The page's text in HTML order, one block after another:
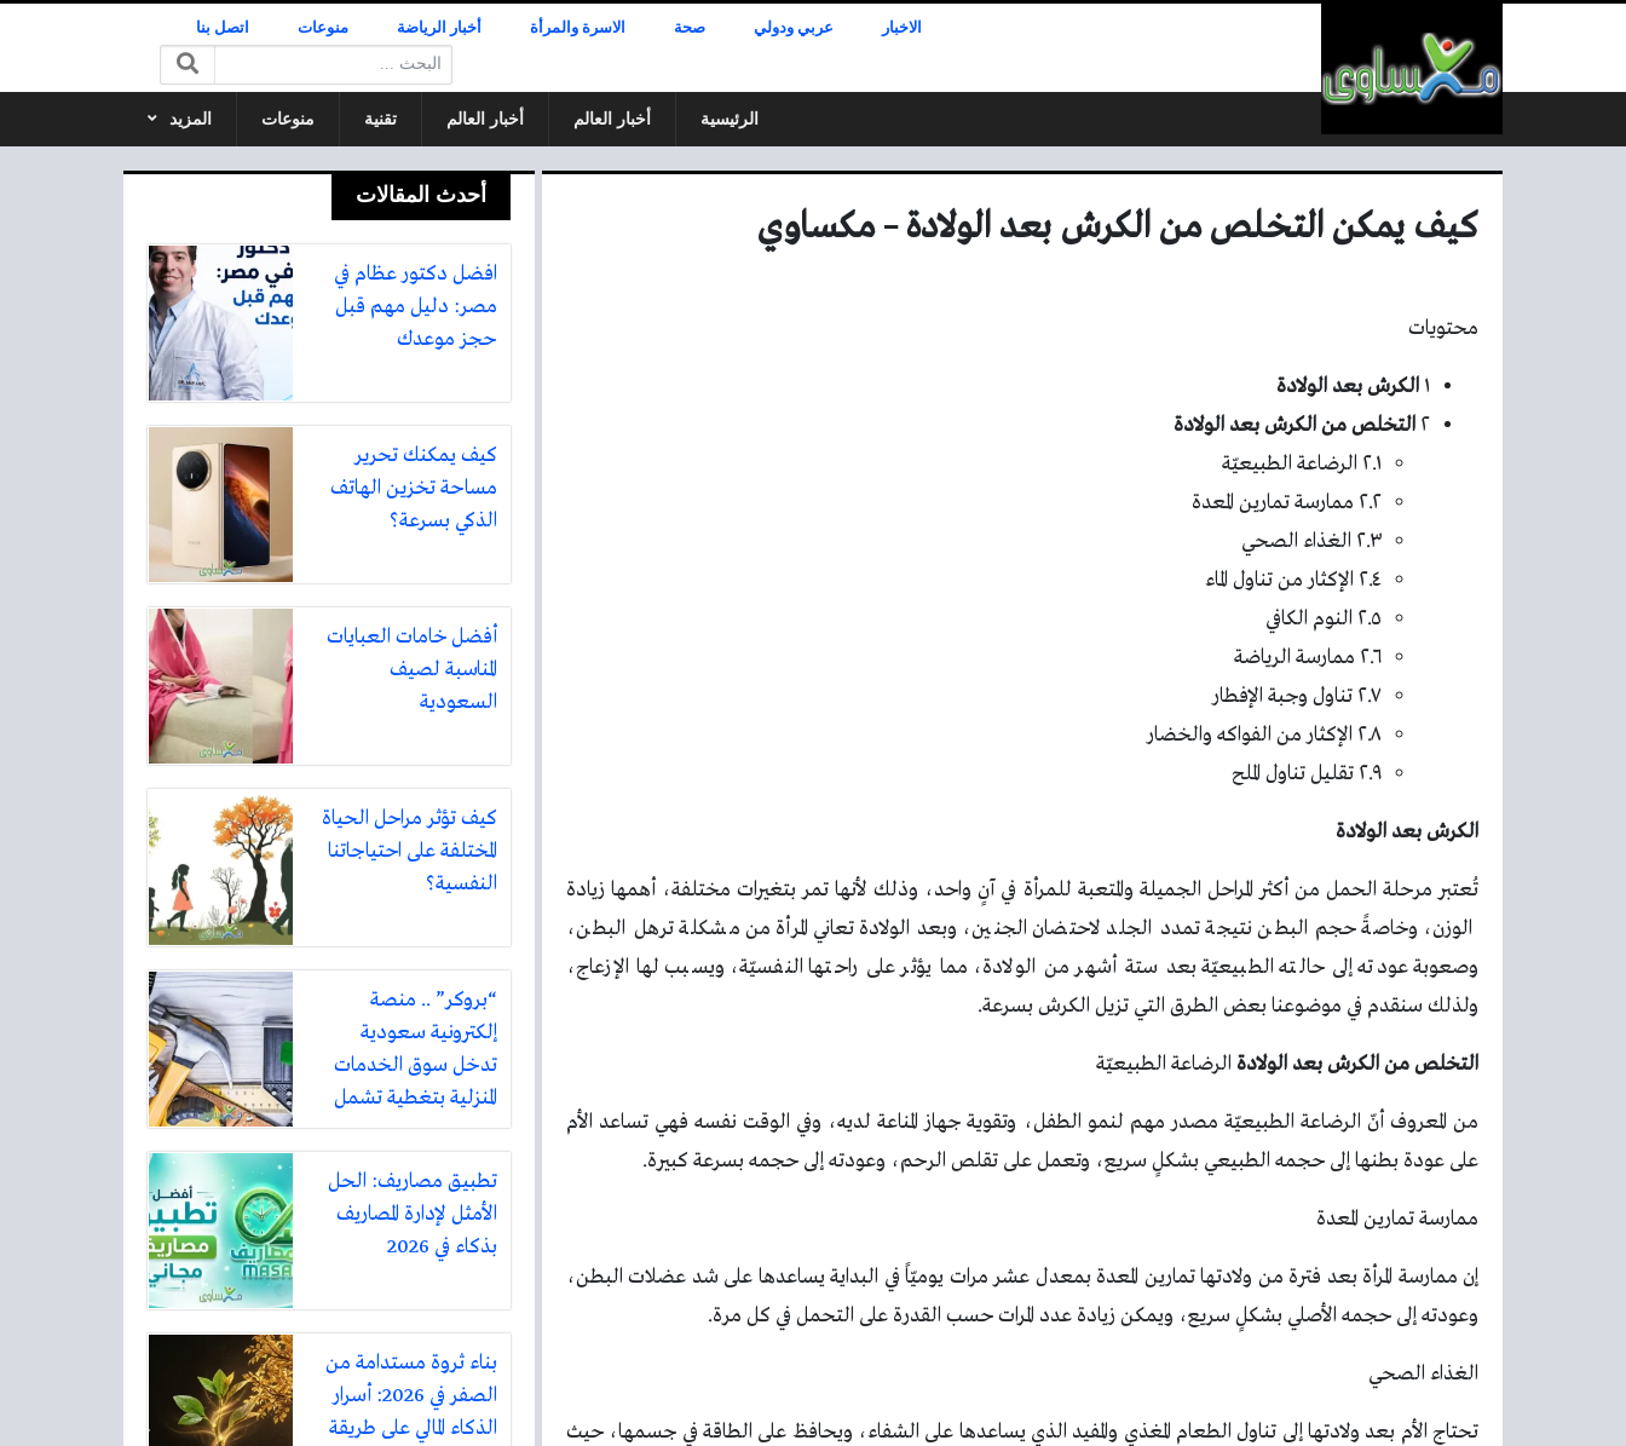
الاخبار عربي ودولي صحة الاسرة والمرأة أخبار الرياضة منوعات اتصل بنا
البحث:
الرئيسية أخبار العالم أخبار العالم تقنية منوعات المزيد
كيف يمكن التخلص من الكرش بعد الولادة – مكساوي
محتويات
١ الكرش بعد الولادة
٢ التخلص من الكرش بعد الولادة
٢.١ الرضاعة الطبيعيّة
٢.٢ ممارسة تمارين المعدة
٢.٣ الغذاء الصحي
٢.٤ الإكثار من تناول الماء
٢.٥ النوم الكافي
٢.٦ ممارسة الرياضة
٢.٧ تناول وجبة الإفطار
٢.٨ الإكثار من الفواكه والخضار
٢.٩ تقليل تناول الملح
الكرش بعد الولادة
تُعتبر مرحلة الحمل من أكثر المراحل الجميلة والمتعبة للمرأة في آنٍ واحد، وذلك لأنها تمر بتغيرات مختلفة، أهمها زيادة
الوزن، وخاصةً حجم البطن نتيجة تمدد الجلد لاحتضان الجنين، وبعد الولادة تعاني المرأة من مشكلة ترهل البطن،
وصعوبة عودته إلى حالته الطبيعيّة بعد ستة أشهر من الولادة، مما يؤثر على راحتها النفسيّة، ويسبب لها الإزعاج،
ولذلك سنقدم في موضوعنا بعض الطرق التي تزيل الكرش بسرعة.
التخلص من الكرش بعد الولادة الرضاعة الطبيعيّة
من المعروف أنّ الرضاعة الطبيعيّة مصدر مهم لنمو الطفل، وتقوية جهاز المناعة لديه، وفي الوقت نفسه فهي تساعد الأم
على عودة بطنها إلى حجمه الطبيعي بشكلٍ سريع، وتعمل على تقلص الرحم، وعودته إلى حجمه بسرعة كبيرة.
ممارسة تمارين المعدة
إن ممارسة المرأة بعد فترة من ولادتها تمارين المعدة بمعدل عشر مرات يوميّاً في البداية يساعدها على شد عضلات البطن،
وعودته إلى حجمه الأصلي بشكلٍ سريع، ويمكن زيادة عدد المرات حسب القدرة على التحمل في كل مرة.
الغذاء الصحي
تحتاج الأم بعد ولادتها إلى تناول الطعام المغذي والمفيد الذي يساعدها على الشفاء، ويحافظ على الطاقة في جسمها، حيث
أحدث المقالات
افضل دكتور عظام في
مصر: دليل مهم قبل
حجز موعدك
كيف يمكنك تحرير
مساحة تخزين الهاتف
الذكي بسرعة؟
أفضل خامات العبايات
المناسبة لصيف
السعودية
كيف تؤثر مراحل الحياة
المختلفة على احتياجاتنا
النفسية؟
“بروكر” .. منصة
إلكترونية سعودية
تدخل سوق الخدمات
المنزلية بتغطية تشمل
أكثر من ثلاثين مدينة
تطبيق مصاريف: الحل
الأمثل لإدارة المصاريف
بذكاء في 2026
بناء ثروة مستدامة من
الصفر في 2026: أسرار
الذكاء المالي على طريقة